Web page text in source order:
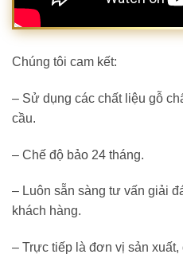
Chúng tôi cam kết:
– Sử dụng các chất liệu gỗ
cầu.
– Chế độ bảo 24 tháng.
– Luôn sẵn sàng tư vấn giải
khách hàng.
– Trực tiếp là đơn vị sản